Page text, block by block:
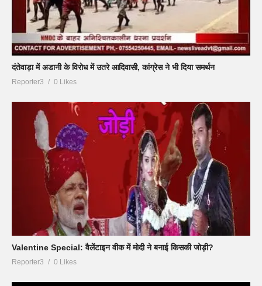
दंतेवाड़ा में अडानी के विरोध में उतरे आदिवासी, कांग्रेस ने भी दिया समर्थन
Reporter3 0 Likes
Valentine Special: वैलेंटाइन वीक में मोदी ने बनाई किसकी जोड़ी?
Reporter3 0 Likes